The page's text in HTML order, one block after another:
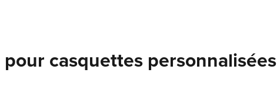
casquettes personnalisées